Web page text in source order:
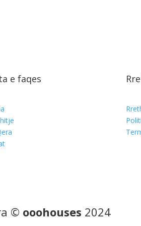
e faqes
© ooohouses 2024